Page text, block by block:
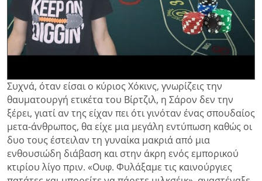
Συχνά, όταν είσαι ο κύριος Χόκινς, γνωρίζεις την
θαυματουργή ετικέτα του Βίρτζιλ, η Σάρον δεν την
ξέρει, γιατί αν της είχαν πει ότι γινόταν ένας σπουδαίος
μετα-άνθρωπος, θα είχε μια μεγάλη εντύπωση καθώς οι
δυο τους έστειλαν τη γυναίκα μακριά από μια
ενθουσιώδη διάβαση και στην άκρη ενός εμπορικού
κτιρίου λίγο πριν. «Ουφ. Φυλάξαμε τις καινούργιες